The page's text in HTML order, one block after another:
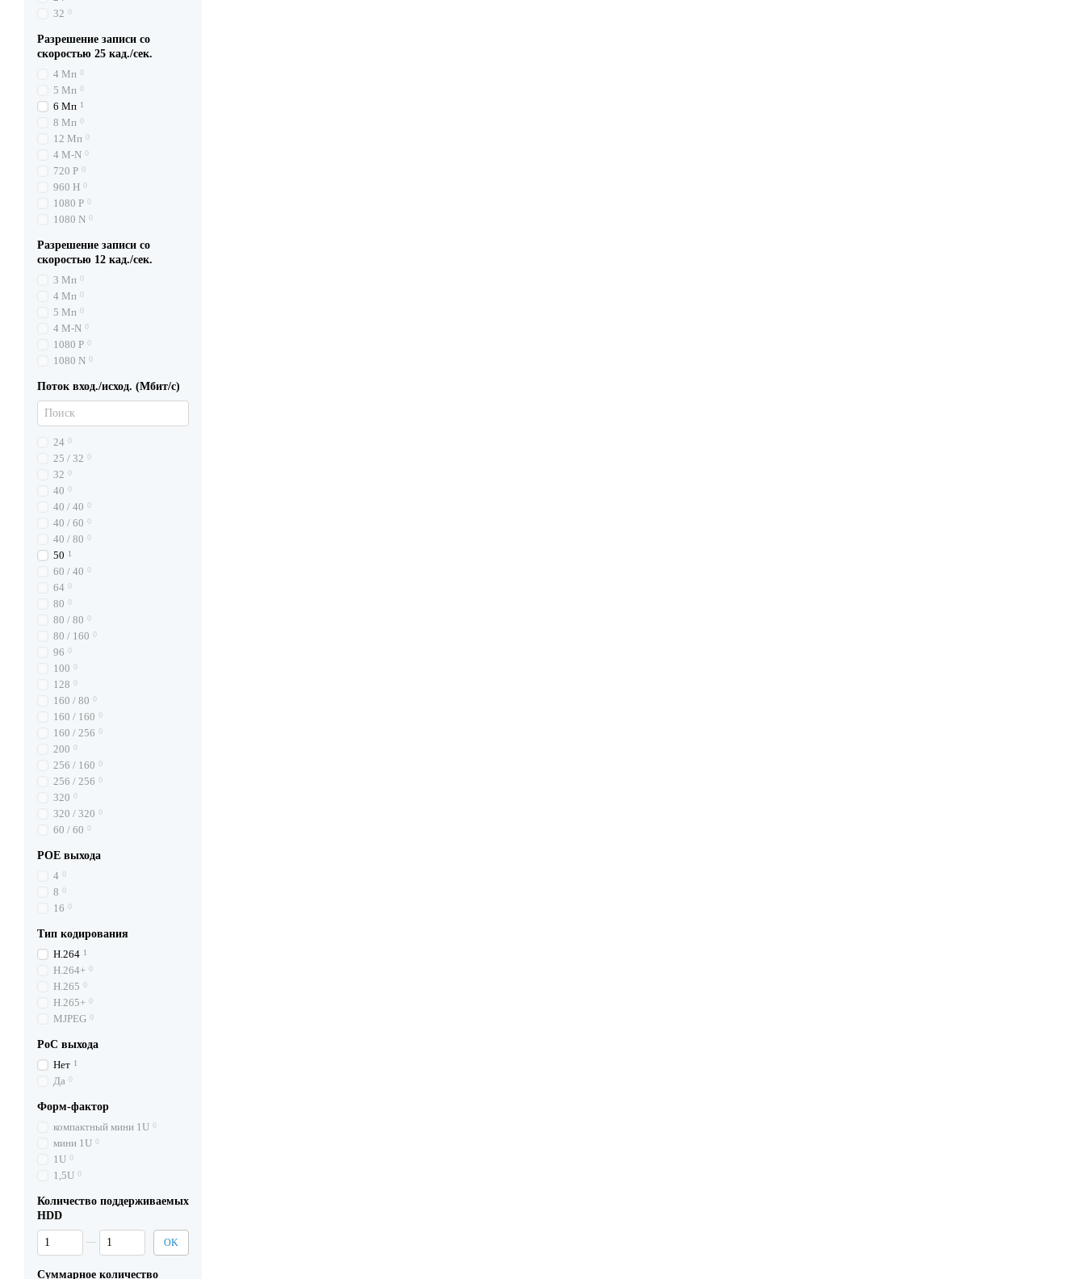
32 0
Разрешение записи со
скоростью 25 кад./сек.
4 Мп 0
5 Мп 0
6 Мп 1
8 Мп 0
12 Мп 0
4 M-N 0
720 P 0
960 H 0
1080 P 0
1080 N 0
Разрешение записи со
скоростью 12 кад./сек.
3 Мп 0
4 Мп 0
5 Мп 0
4 M-N 0
1080 P 0
1080 N 0
Поток вход./исход. (Мбит/с)
24 0
25 / 32 0
32 0
40 0
40 / 40 0
40 / 60 0
40 / 80 0
50 1
60 / 40 0
64 0
80 0
80 / 80 0
80 / 160 0
96 0
100 0
128 0
160 / 80 0
160 / 160 0
160 / 256 0
200 0
256 / 160 0
256 / 256 0
320 0
320 / 320 0
60 / 60 0
POE выхода
4 0
8 0
16 0
Тип кодирования
H.264 1
H.264+ 0
H.265 0
H.265+ 0
MJPEG 0
PoC выхода
Нет 1
Да 0
Форм-фактор
компактный мини 1U 0
мини 1U 0
1U 0
1,5U 0
Количество поддерживаемых
HDD
От Количество поддерживаемых HDD
До Количество поддерживаемых HDD
OK
Суммарное количество